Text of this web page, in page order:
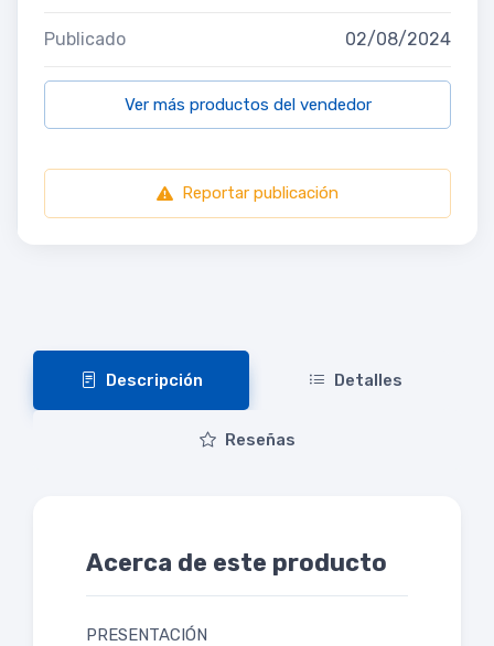
Publicado 02/08/2024
Ver más productos del vendedor
Reportar publicación
Descripción Detalles
Reseñas
Acerca de este producto
PRESENTACIÓN